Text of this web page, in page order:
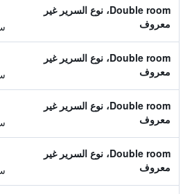
Double room، نوع السرير غير
معروف
Double room، نوع السرير غير
معروف
Double room، نوع السرير غير
معروف
Double room، نوع السرير غير
معروف